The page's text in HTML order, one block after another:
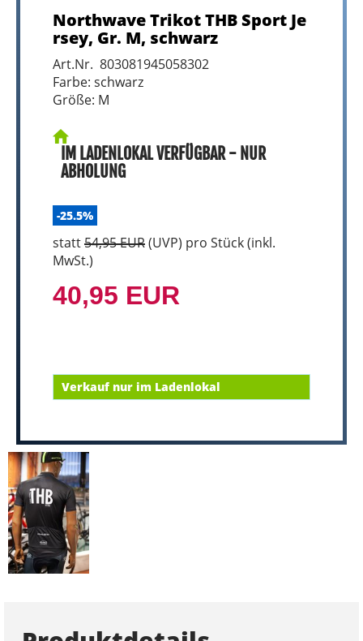
Northwave Trikot THB Sport Je
rsey, Gr. M, schwarz
Art.Nr. 803081945058302
Farbe: schwarz
Größe: M
IM LADENLOKAL VERFÜGBAR - NUR
ABHOLUNG
-25.5%
statt54,95 EUR(UVP) pro Stück (inkl.
MwSt.)
40,95 EUR
Verkauf nur im Ladenlokal